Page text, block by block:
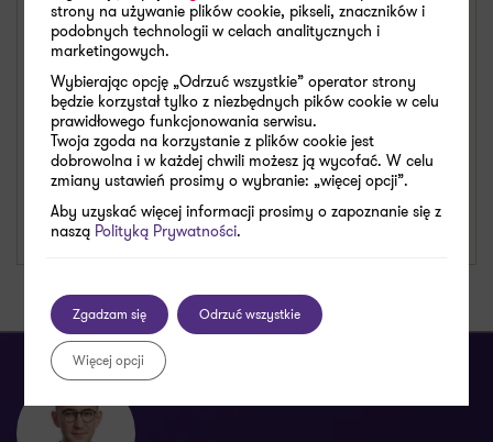
Zobacz dane kontaktowe
adam.wozniak@pl.gt.com
+48 600 805 785
LinkedIn
SPECJALIZACJE
Cyberbezpieczeństwo
Outsourcing IT
strony na używanie plików cookie, pikseli, znaczników i
podobnych technologii w celach analitycznych i
marketingowych.
Wybierając opcję „Odrzuć wszystkie” operator strony
będzie korzystał tylko z niezbędnych pików cookie w celu
prawidłowego funkcjonowania serwisu.
Twoja zgoda na korzystanie z plików cookie jest
dobrowolna i w każdej chwili możesz ją wycofać. W celu
zmiany ustawień prosimy o wybranie: „więcej opcji”.
Aby uzyskać więcej informacji prosimy o zapoznanie się z
naszą Polityką Prywatności.
Zgadzam się Odrzuć wszystkie
Więcej opcji